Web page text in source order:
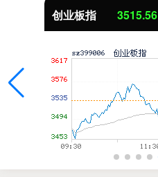
创业板指 3515.56